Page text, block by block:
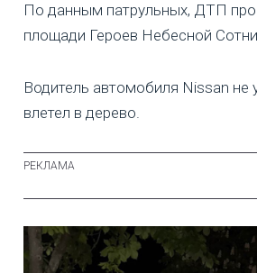
По данным патрульных, ДТП
площади Героев Небесной
Водитель автомобиля Nissan не
влетел в дерево.